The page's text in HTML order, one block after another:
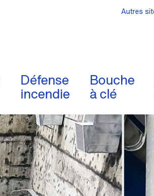
Défense
incendie
Bouche
à clé
Autres